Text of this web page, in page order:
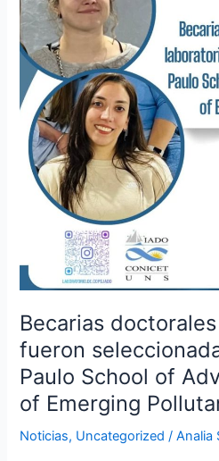
Becarias
fueron
Paulo School of
of Emerging
Noticias, Uncategorized /Analia
seleccionadas
para
«São
Paulo
School
of
Advanced
Sciences
of
Emerging
Pollutants»